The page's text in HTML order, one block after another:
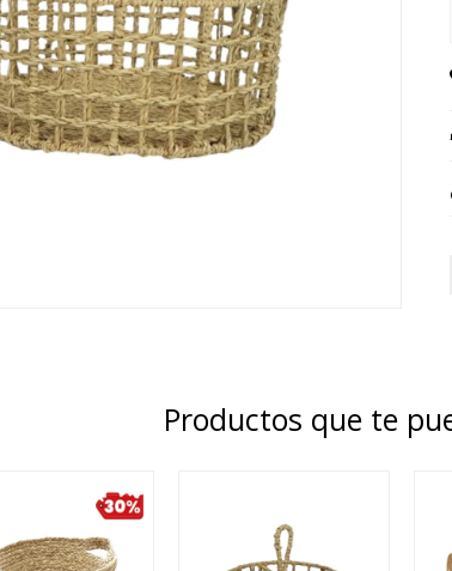
Productos que te